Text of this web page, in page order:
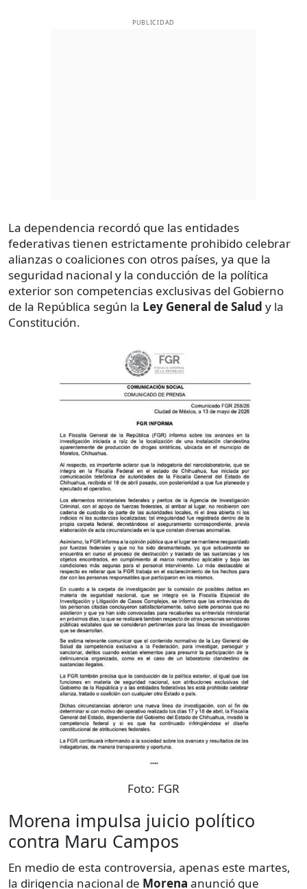
PUBLICIDAD
La dependencia recordó que las entidades
federativas tienen estrictamente prohibido celebrar
alianzas o coaliciones con otros países, ya que la
seguridad nacional y la conducción de la política
exterior son competencias exclusivas del Gobierno
de la República según la Ley General de Salud y la
Constitución.
Foto: FGR
Morena impulsa juicio político
contra Maru Campos
En medio de esta controversia, apenas este martes,
la dirigencia nacional de Morena anunció que